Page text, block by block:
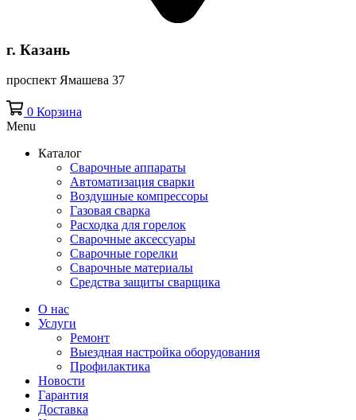
г. Казань
проспект Ямашева 37
0 Корзина
Menu
Каталог
Сварочные аппараты
Автоматизация сварки
Воздушные компрессоры
Газовая сварка
Расходка для горелок
Сварочные аксессуары
Сварочные горелки
Сварочные материалы
Средства защиты сварщика
О нас
Услуги
Ремонт
Выездная настройка оборудования
Профилактика
Новости
Гарантия
Доставка